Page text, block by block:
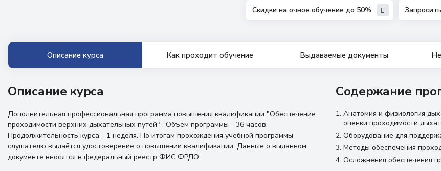
Скидки на очное обучение до 50%
Описание курса Как проходит обучение Выдаваемые документы
Описание курса
Дополнительная профессиональная программа повышения квалификации "Обеспечение
проходимости верхних дыхательных путей" . Объём программы - 36 часов.
Продолжительность курса - 1 неделя. По итогам прохождения учебной программы
слушателю выдаётся удостоверение о повышении квалификации. Данные о выданном
документе вносятся в федеральный реестр ФИС ФРДО.
Содержание
Анатомия и физиология
оценки проходимости
Оборудование для
Методы обеспечения
Осложнения обеспечения